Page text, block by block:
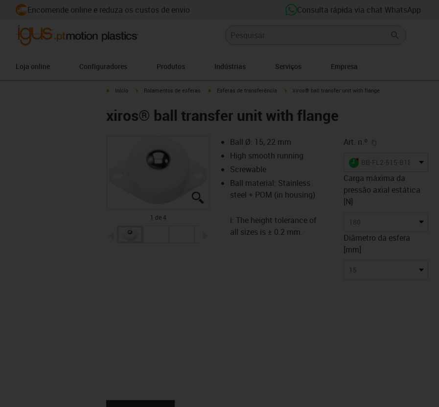
Encomende online e reduza os custos de envio Consulta rápida via chat WhatsApp
Loja online Configuradores Produtos Indústrias Serviços Empresa
igus-icon-arrow-right
Início igus-icon-arrow-right
Rolamentos de esferas igus-icon-arrow-right
Esferas de transferência igus-icon-arrow-right
xiros® ball transfer unit with flange
xiros® ball transfer unit with flange
igus-icon-lupe
igus-icon-lupe
igus-icon-lupe
igus-icon-lupe
1 de 4
igus-icon-arrow-left igus-icon-arrow-right
Ball Ø: 15, 22 mm
High smooth running
Screwable
Ball material: Stainless
steel + POM (in housing)
ℹ️: The height tolerance of
all sizes is ± 0.2 mm.
Art. n.º
igus-icon-lieferzeit-dot
BB-FL2-515-B180-ES-POM
Carga máxima da
pressão axial estática
[N]
180
Diâmetro da esfera
[mm]
15